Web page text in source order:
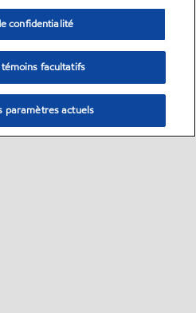
confidentialité
facultatifs
paramètres actuels